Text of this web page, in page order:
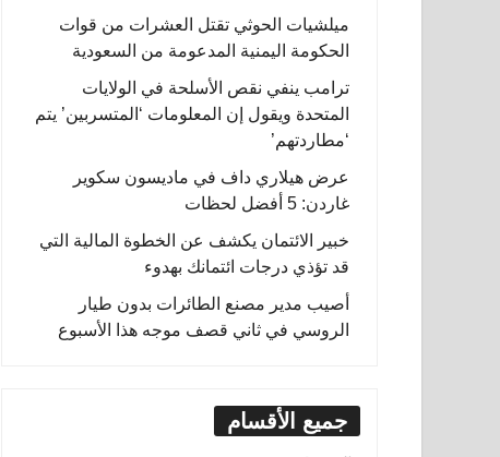
ميلشيات الحوثي تقتل العشرات من قوات
الحكومة اليمنية المدعومة من السعودية
ترامب ينفي نقص الأسلحة في الولايات
المتحدة ويقول إن المعلومات ‘المتسربين’ يتم
‘مطاردتهم’
عرض هيلاري داف في ماديسون سكوير
غاردن: 5 أفضل لحظات
خبير الائتمان يكشف عن الخطوة المالية التي
قد تؤذي درجات ائتمانك بهدوء
أصيب مدير مصنع الطائرات بدون طيار
الروسي في ثاني قصف موجه هذا الأسبوع
جميع الأقسام